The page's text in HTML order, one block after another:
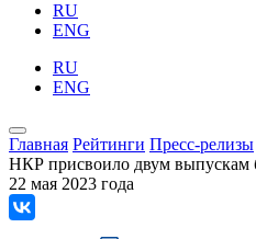
RU
ENG
RU
ENG
Главная Рейтинги Пресс-релизы
НКР присвоило двум
22 мая 2023 года